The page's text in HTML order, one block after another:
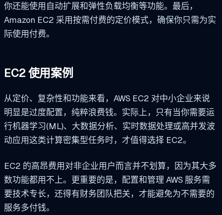
你还能使用自动扩展和弹性负载均衡等功能。最后，
Amazon EC2 采用按需付费的定价模式，确保你只需为实
际使用付费。
EC2 使用案例
从定价、复杂性和功能来看，AWS EC2 对中小企业来说
明显是过度配置，纯粹浪费钱。实际上，只有当你需要运
行机器学习(ML)、大数据分析、实时数据处理或高并发波
动应用这类计算密集型任务时，才值得选择 EC2。
EC2 的高昂费用对非企业用户而言并不划算，因为其大多
数功能都用不上。更重要的是，配置和管理 AWS 服务需
要技术专长，还得有财务团队把关，才能避免为不需要的
服务多付钱。